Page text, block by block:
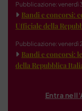
Pubblicazione: venerdì
Bandi e concorsi:
Ufficiale della
Pubblicazione: venerdì
Bandi e concorsi:
della Repubblica
Entra